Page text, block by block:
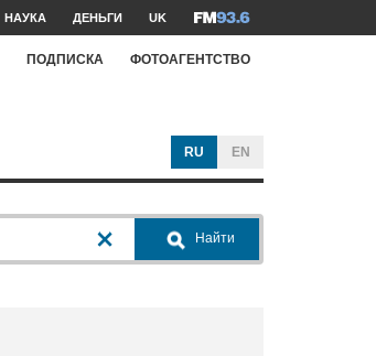
НАУКА ДЕНЬГИ UK
ПОДПИСКА ФОТОАГЕНТСТВО
RU EN
Найти